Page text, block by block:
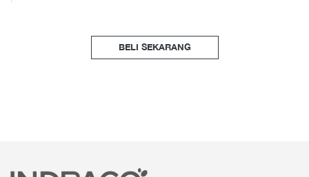
BELI SEKARANG